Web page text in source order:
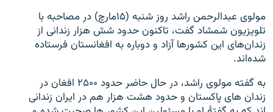
مولوی عبدالرحمن راشد روز شنبه (۱۵مارچ) در مصاحبه با
تلویزیون شمشاد گفت، تاکنون حدود شش هزار زندانی از
زندان‌های این کشورها آزاد و دوباره به افغانستان فرستاده
شده‌اند.
به گفته مولوی راشد، در حال حاضر حدود ۲۵۰۰ افغان در
زندان های پاکستان و حدود هشت هزار هم در ایران زندانی